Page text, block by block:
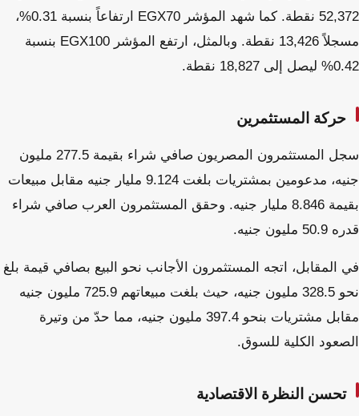
52,372 نقطة. كما شهد المؤشر EGX70 ارتفاعاً بنسبة 0.31%،
مسجلاً 13,426 نقطة. وبالمثل، ارتفع المؤشر EGX100 بنسبة
0.42% ليصل إلى 18,827 نقطة.
حركة المستثمرين
سجل المستثمرون المصريون صافي شراء بقيمة 277.5 مليون
جنيه، مدعومين بمشتريات بلغت 9.124 مليار جنيه مقابل مبيعات
بقيمة 8.846 مليار جنيه. وحقق المستثمرون العرب صافي شراء
قدره 50.9 مليون جنيه.
في المقابل، اتجه المستثمرون الأجانب نحو البيع بصافي قيمة بلغ
نحو 328.5 مليون جنيه، حيث بلغت مبيعاتهم 725.9 مليون جنيه
مقابل مشتريات بنحو 397.4 مليون جنيه، مما حدّ من وتيرة
الصعود الكلية للسوق.
تحسن النظرة الاقتصادية